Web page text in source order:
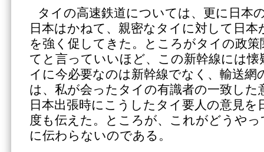
タイの高速鉄道については、更に日本
日本はかねて、親密なタイに対して日本
を強く促してきた。ところがタイの政
てと言っていいほど、この新幹線には
イに今必要なのは新幹線でなく、輸送網
は、私が会ったタイの有識者の一致した
日本出張時にこうしたタイ要人の意見を
度も伝えた。ところが、これがどうやっ
に伝わらないのである。